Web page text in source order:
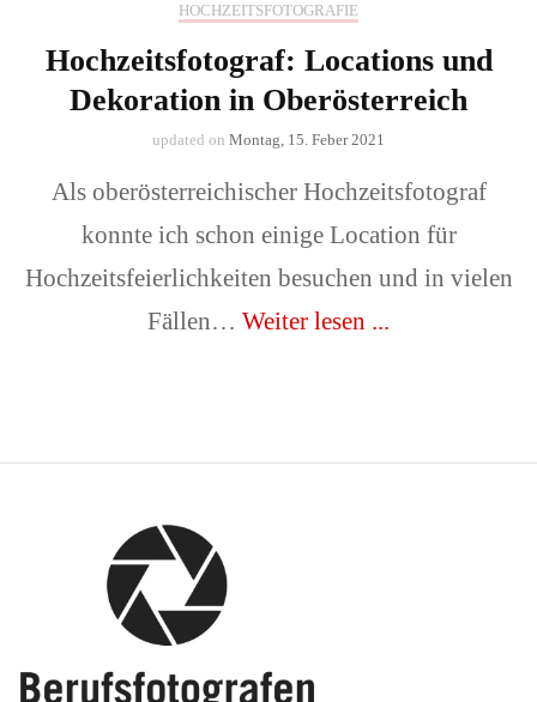
HOCHZEITSFOTOGRAFIE
Hochzeitsfotograf: Locations und
Dekoration in Oberösterreich
updated on Montag, 15. Feber 2021
Als oberösterreichischer Hochzeitsfotograf
konnte ich schon einige Location für
Hochzeitsfeierlichkeiten besuchen und in vielen
Fällen… Weiter lesen ...